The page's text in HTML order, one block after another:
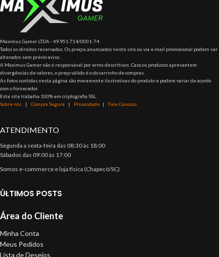
Maximus Gamer LTDA - 49.951.714/0001-74
Todos os direitos reservados. Os preços anunciados neste site ou via e-mail promocional podem ser
alterados sem prévio aviso.
A Maximus Gamer não é responsável por erros descritivos. Caso os produtos apresentem
divergências de valores, o preço válido é o do carrinho de compras.
As fotos contidas nesta página são meramente ilustrativas do produto e podem variar de acordo
com o fornecedor.
Este site trabalha 100% em criptografia SSL.
Sobre nós | Compra Segura | Privacidade | Fale Conosco
ATENDIMENTO
Segunda a sexta-feira das 08:30 às 18:00
Sábados das 09:00 às 17:00
Somos e-commerce e loja física (Chapecó/SC)
ÚLTIMOS POSTS
Área do Cliente
Minha Conta
Meus Pedidos
Lista de Desejos